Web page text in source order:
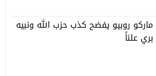
ماركو روبيو يفضح كذب حزب الله ونبيه
بري علناً